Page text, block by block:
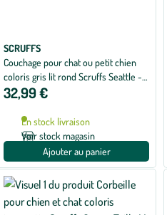
SCRUFFS
Couchage pour chat ou petit chien
coloris gris lit rond Scruffs Seattle -
Ø 45 cm
32,99 €
En stock livraison
Voir stock magasin
Ajouter au panier